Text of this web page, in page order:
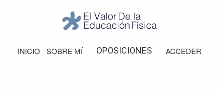
navegación
principal
barra
Valor
de
INICIO SOBRE MÍ OPOSICIONES ACCEDER